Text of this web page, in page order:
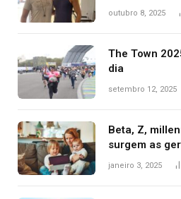
para o TO:
outubro 8, 2025
The Town
dia
setembro 12, 2025
Beta, Z,
surgem as
janeiro 3, 2025